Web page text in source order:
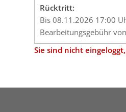
Rücktritt:
Bis 08.11.2026 17:00
Bearbeitungsgebühr
Sie sind nicht